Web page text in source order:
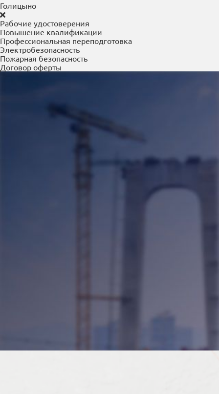
Голицыно
Рабочие удостоверения
Повышение квалификации
Профессиональная переподготовка
Электробезопасность
Пожарная безопасность
Договор оферты